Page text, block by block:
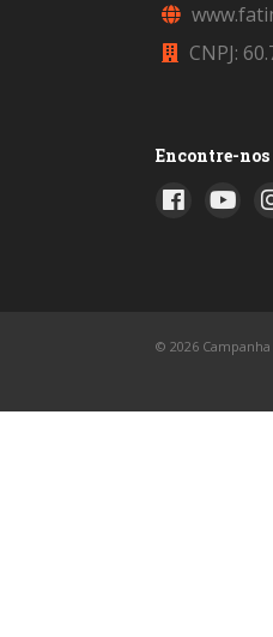
CNPJ:
Encontre-nos
© 2026